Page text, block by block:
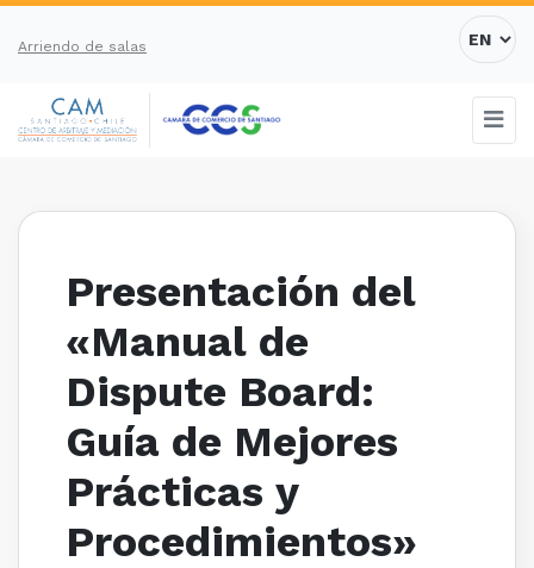
Arriendo de salas
Presentación del
«Manual de
Dispute Board:
Guía de Mejores
Prácticas y
Procedimientos»